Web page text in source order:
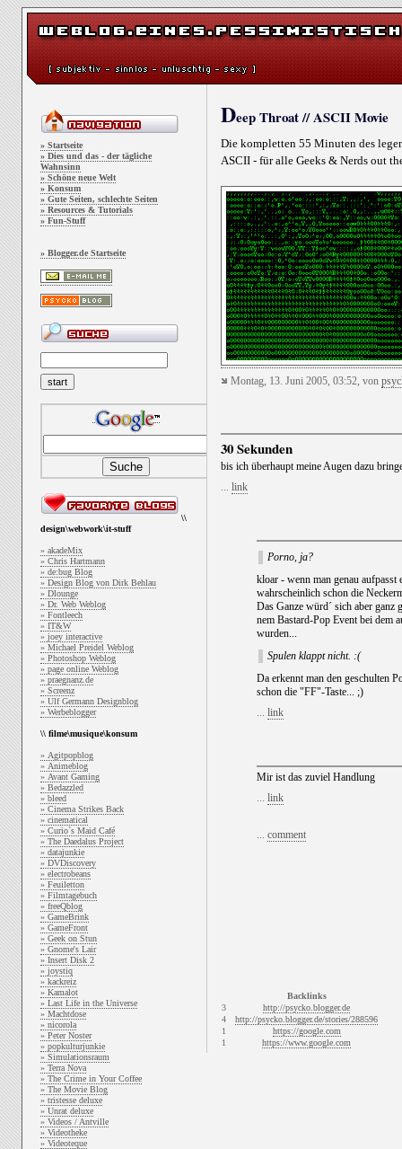
» Startseite
» Dies und das - der tägliche
Wahnsinn
» Schöne neue Welt
» Konsum
» Gute Seiten, schlechte Seiten
» Resources & Tutorials
» Fun-Stuff
» Blogger.de Startseite
\\
design\webwork\it-stuff
» akadeMix
» Chris Hartmann
» de:bug Blog
» Design Blog von Dirk Behlau
» Dlounge
» Dr. Web Weblog
» Fontleech
» IT&W
» joey interactive
» Michael Preidel Weblog
» Photoshop Weblog
» page online Weblog
» praegnanz.de
» Screenz
» Ulf Germann Designblog
» Werbeblogger
\\ filme\musique\konsum
» Agitpopblog
» Animeblog
» Avant Gaming
» Bedazzled
» bleed
» Cinema Strikes Back
» cinematical
» Curio`s Maid Café
» The Daedalus Project
» datajunkie
» DVDiscovery
» electrobeans
» Feuiletton
» Filmtagebuch
» freeQblog
» GameBrink
» GameFront
» Geek on Stun
» Gnome's Lair
» Insert Disk 2
» joystiq
» kackreiz
» Kamalot
» Last Life in the Universe
» Machtdose
» nicorola
» Peter Noster
» popkulturjunkie
» Simulationsraum
» Terra Nova
» The Crime in Your Coffee
» The Movie Blog
» tristesse deluxe
» Unrat deluxe
» Videos / Antville
» Videotheke
» Videoteque
Deep Throat // ASCII Movie
Die kompletten 55 Minuten des
ASCII - für alle Geeks & Nerds out
Montag, 13. Juni 2005, 03:52, von
30 Sekunden
bis ich überhaupt meine Augen dazu
... link
Porno, ja?
kloar - wenn man genau
wahrscheinlich schon die
Das Ganze würd´ sich aber
nem Bastard-Pop Event bei dem
wurden...
Spulen klappt nicht. :(
Da erkennt man den geschulten
schon die "FF"-Taste... ;)
... link
Mir ist das zuviel Handlung
... link
... comment
Backlinks
3
http://psycko.blogger.de
4
http://psycko.blogger.de/stories/288596
1
https://google.com
1
https://www.google.com